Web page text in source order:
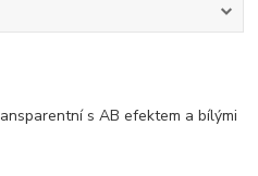
s AB efektem a bílými